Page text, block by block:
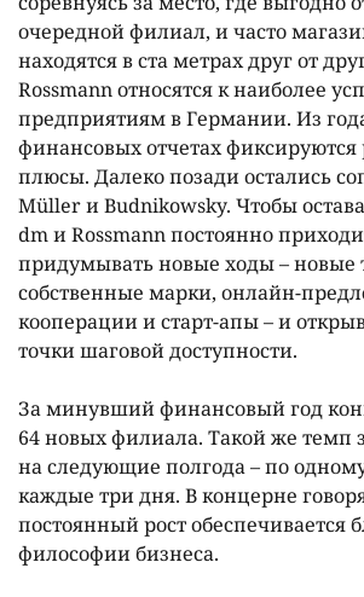
очередной филиал, и часто
находятся в ста метрах друг от
Rossmann относятся к наиболее
предприятиям в Германии. Из
финансовых отчетах
плюсы. Далеко позади остались
Müller и Budnikowsky. Чтобы
dm и Rossmann постоянно
придумывать новые ходы – новые
собственные марки, онлайн-
кооперации и старт-апы – и
точки шаговой доступности.
За минувший финансовый год
64 новых филиала. Такой же темп
на следующие полгода – по
каждые три дня. В концерне
постоянный рост обеспечивается
философии бизнеса.